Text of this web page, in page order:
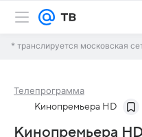
* транслируется московская
Телепрограмма
Кинопремьера HD
Кинопремьера